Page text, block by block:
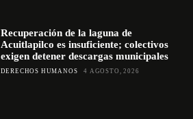
Recuperación de la laguna de
Acuitlapilco es insuficiente; colectivos
exigen detener descargas municipales
DERECHOS HUMANOS 4 AGOSTO, 2026